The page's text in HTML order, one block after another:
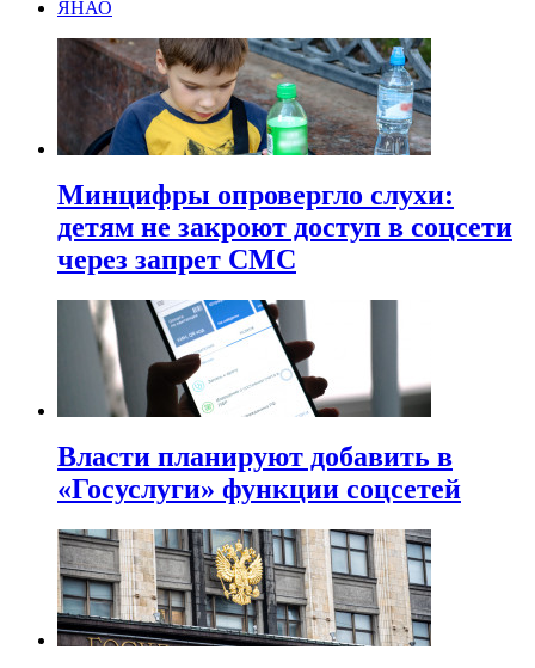
ЯНАО
Минцифры опровергло слухи:
детям не закроют доступ в соцсети
через запрет СМС
Власти планируют добавить в
«Госуслуги» функции соцсетей